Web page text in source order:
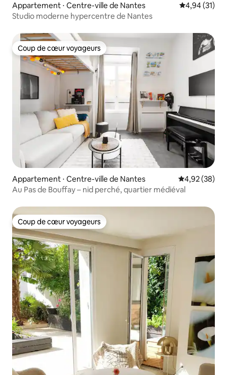
Appartement ⋅ Centre-ville de Nantes Évaluation
4,94 (31)
Studio moderne hypercentre de Nantes
Coup de cœur voyageurs
Coup de cœur voyageurs
Appartement ⋅ Centre-ville de Nantes Évaluation
4,92 (38)
Au Pas de Bouffay – nid perché, quartier médiéval
Coup de cœur voyageurs
Coup de cœur voyageurs